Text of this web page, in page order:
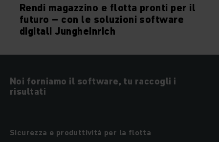
Rendi magazzino e flotta pronti per il
futuro – con le soluzioni software
digitali Jungheinrich
Noi forniamo il software, tu raccogli i
risultati
Sicurezza e produttività per la flotta